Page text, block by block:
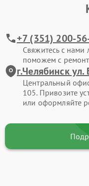
+7 (351) 200-
Свяжитесь с
поможем с
г.Челябинск
Центральный
105. Привозите
или оформляйте